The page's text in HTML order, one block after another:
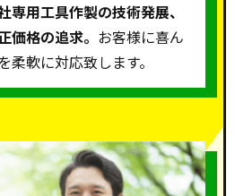
専用工具作製の技術発展、
価格の追求。 お客様に喜ん
柔軟に対応致します。